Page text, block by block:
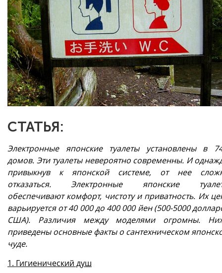
СТАТЬЯ:
Электронные японские туалеты установлены в
домов. Эти туалеты невероятно современны. И
привыкнув к японской системе, от нее
отказаться. Электронные японские
обеспечивают комфорт, чистоту и приватность. Их
варьируется от 40 000 до 400 000 йен (500-5000
США). Различия между моделями огромны.
приведены основные факты о сантехническом
чуде.
1. Гигиенический душ